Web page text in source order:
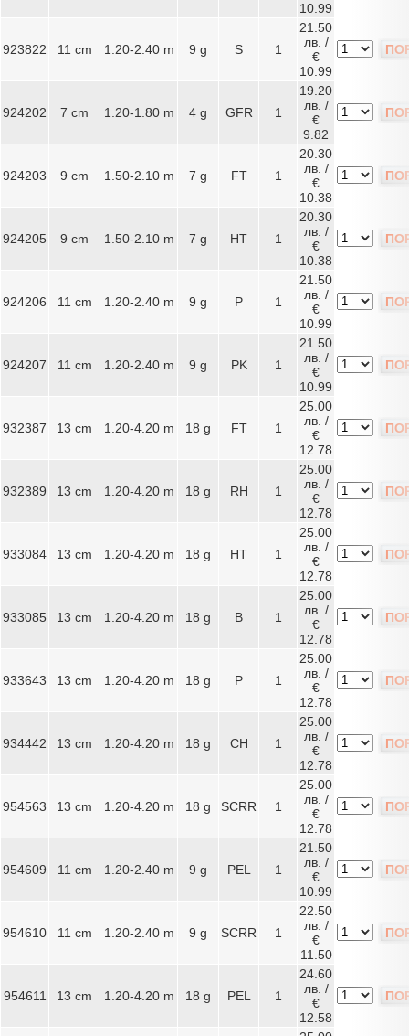
10.99
923822 11 cm 1.20-2.40 m 9 g S 1
21.50
лв. /
€
10.99
924202 7 cm 1.20-1.80 m 4 g GFR 1
19.20
лв. /
€
9.82
924203 9 cm 1.50-2.10 m 7 g FT 1
20.30
лв. /
€
10.38
924205 9 cm 1.50-2.10 m 7 g HT 1
20.30
лв. /
€
10.38
924206 11 cm 1.20-2.40 m 9 g P 1
21.50
лв. /
€
10.99
924207 11 cm 1.20-2.40 m 9 g PK 1
21.50
лв. /
€
10.99
932387 13 cm 1.20-4.20 m 18 g FT 1
25.00
лв. /
€
12.78
932389 13 cm 1.20-4.20 m 18 g RH 1
25.00
лв. /
€
12.78
933084 13 cm 1.20-4.20 m 18 g HT 1
25.00
лв. /
€
12.78
933085 13 cm 1.20-4.20 m 18 g B 1
25.00
лв. /
€
12.78
933643 13 cm 1.20-4.20 m 18 g P 1
25.00
лв. /
€
12.78
934442 13 cm 1.20-4.20 m 18 g CH 1
25.00
лв. /
€
12.78
954563 13 cm 1.20-4.20 m 18 g SCRR 1
25.00
лв. /
€
12.78
954609 11 cm 1.20-2.40 m 9 g PEL 1
21.50
лв. /
€
10.99
954610 11 cm 1.20-2.40 m 9 g SCRR 1
22.50
лв. /
€
11.50
954611 13 cm 1.20-4.20 m 18 g PEL 1
24.60
лв. /
€
12.58